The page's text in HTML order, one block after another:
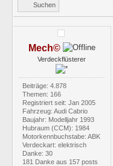
Suchen
Mech©
Verdeckflüsterer
Beiträge: 4.878
Themen: 166
Registriert seit: Jan 2005
Fahrzeug: Audi Cabrio
Baujahr: Modelljahr 1993
Hubraum (CCM): 1984
Motorkennbuchstabe: ABK
Verdeckart: elektrisch
Danke: 30
181 Danke aus 157 posts